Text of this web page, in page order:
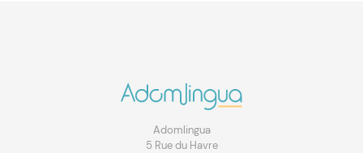
Adomlingua
5 Rue du Havre